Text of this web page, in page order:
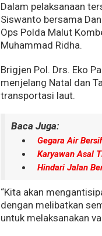
Dalam pelaksanaan
Siswanto bersama
Ops Polda Malut
Muhammad Ridha.
Brigjen Pol. Drs. Eko
menjelang Natal dan
transportasi laut.
Baca Juga:
Gegara Air
Karyawan Asal
Hindari Jalan
“Kita akan
dengan melibatkan
untuk melaksanakan